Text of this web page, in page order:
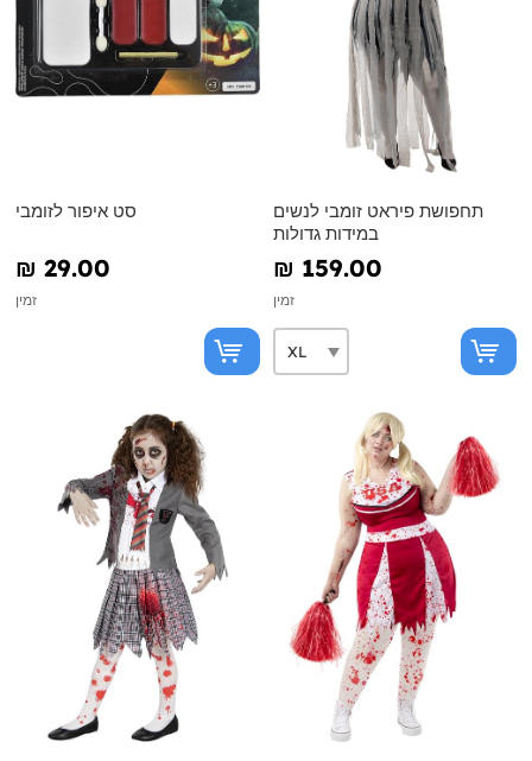
סט איפור לזומבי
₪‎ 29.00
זמין
תחפושת פיראט זומבי לנשים
במידות גדולות
₪‎ 159.00
זמין